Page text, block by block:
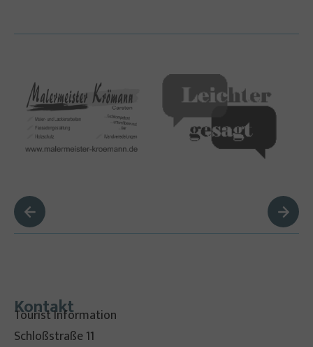
Kontakt
Tourist Information
Schloßstraße 11